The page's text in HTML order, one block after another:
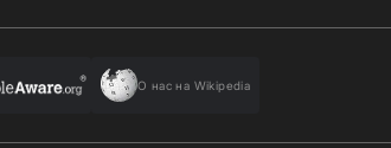
О нас на Wikipedia